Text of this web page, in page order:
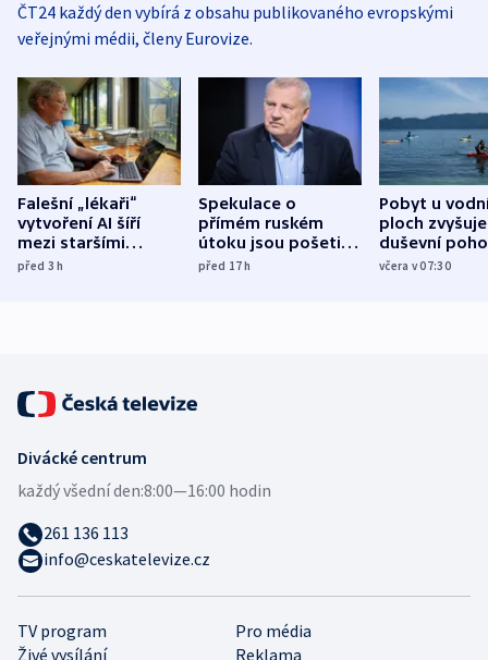
ČT24 každý den vybírá z obsahu publikovaného evropskými
veřejnými médii, členy Eurovize.
Falešní „lékaři“
vytvoření AI šíří
mezi staršími
Poláky nebezpečné
před 3h
Spekulace o
přímém ruském
útoku jsou pošetilé,
míní estonský
před 17h
Pobyt u
ploch zvyšuje
duševní
ukázala
včera v 07:30
TV program
Pro média
Živé vysílání
Reklama
Divácké centrum
každý všední den:8:00—16:00 hodin
261 136 113
info@ceskatelevize.cz